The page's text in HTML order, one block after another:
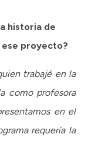
historia de
ese proyecto?
trabajé en la
como profesora
en el
requería la